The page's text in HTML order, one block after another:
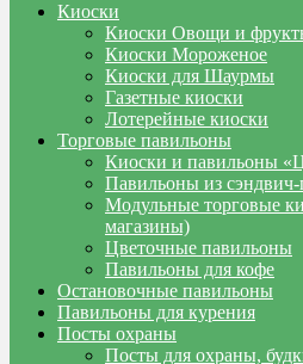
Киоски
Киоски Овощи и
Киоски Мороженое
Киоски для Шаурмы
Газетные киоски
Лотерейные киоски
Торговые павильоны
Киоски и павильоны
Павильоны из сэндвич-
Модульные торговые
магазины)
Цветочные павильоны
Павильоны для кофе
Остановочные павильоны
Павильоны для курения
Посты охраны
Посты для охраны,